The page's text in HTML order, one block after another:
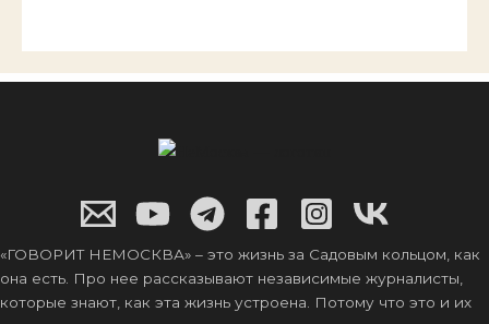
«ГОВОРИТ НЕМОСКВА» – это жизнь за Садовым кольцом, как
она есть. Про нее рассказывают независимые журналисты,
которые знают, как эта жизнь устроена. Потому что это и их